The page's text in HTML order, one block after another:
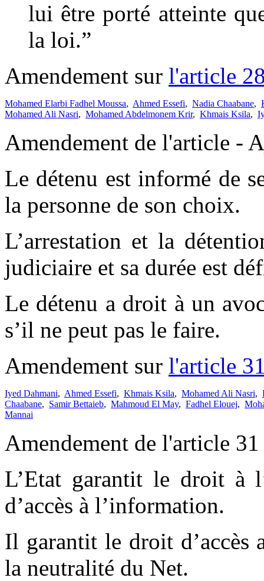
lui être porté atteinte
la loi.”
Amendement sur l'article
Mohamed Elarbi Fadhel Moussa, Ahmed Essefi, Nadia Chaabane,
Mohamed Ali Nasri, Mohamed Abdelmonem Krir, Khmais Ksila,
Amendement de l'article -
Le détenu est informé de
la personne de son choix.
L’arrestation et la
judiciaire et sa durée est
Le détenu a droit à un
s’il ne peut pas le faire.
Amendement sur l'article
Iyed Dahmani, Ahmed Essefi, Khmais Ksila, Mohamed Ali Nasri,
Chaabane, Samir Bettaieb, Mahmoud El May, Fadhel Elouej,
Mannai
Amendement de l'article
L’Etat garantit le droit à
d’accès à l’information.
Il garantit le droit d’accès
la neutralité du Net.